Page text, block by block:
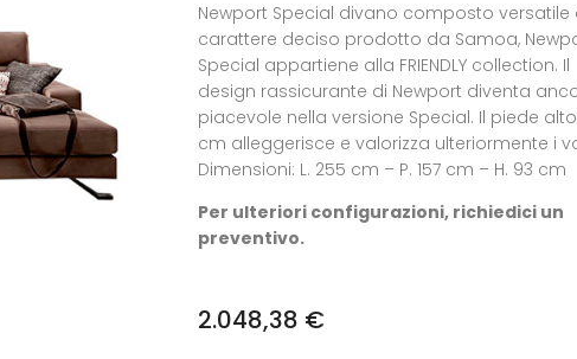
Newport Special divano composto versatile
carattere deciso prodotto da Samoa,
Special appartiene alla FRIENDLY collection. Il
design rassicurante di Newport diventa
piacevole nella versione Special. Il piede alto
cm alleggerisce e valorizza ulteriormente i
Dimensioni: L. 255 cm – P. 157 cm – H. 93 cm
Per ulteriori configurazioni, richiedici un
preventivo.
2.048,38 €